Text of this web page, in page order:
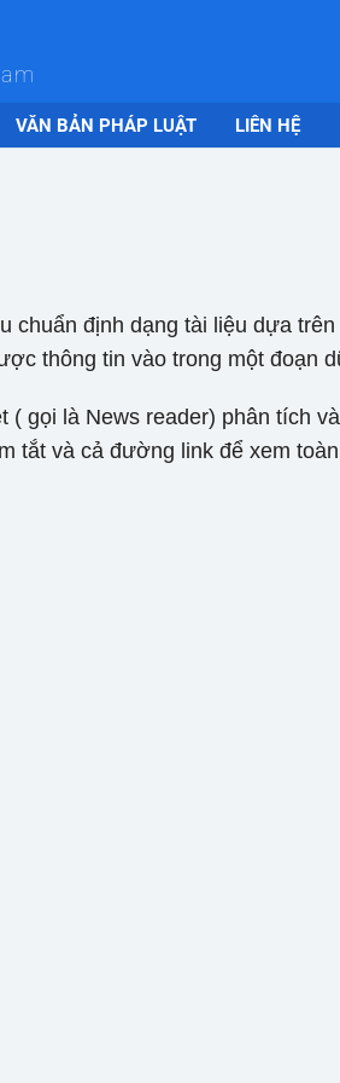
VĂN BẢN PHÁP LUẬT LIÊN HỆ
chuẩn định dạng tài liệu dựa
thông tin vào trong một đoạn
gọi là News reader) phân tích
tắt và cả đường link để xem